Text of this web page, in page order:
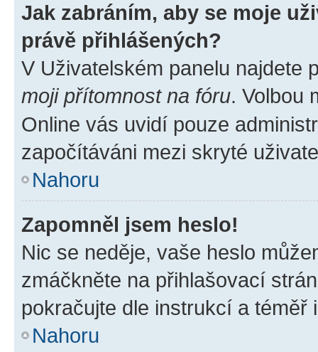
Jak zabráním, aby se moje
právě přihlášených?
V Uživatelském panelu najdete
moji přítomnost na fóru. Volbou
Online vás uvidí pouze
započítáváni mezi skryté
Nahoru
Zapomněl jsem heslo!
Nic se neděje, vaše heslo
zmáčkněte na přihlašovací
pokračujte dle instrukcí a téměř
Nahoru